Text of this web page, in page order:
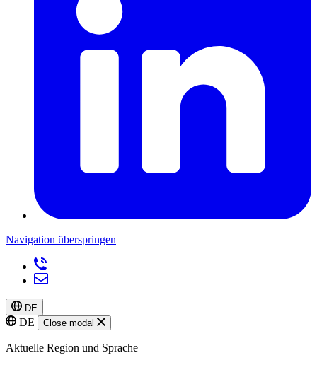
Navigation überspringen
DE
DE Close modal
Aktuelle Region und Sprache